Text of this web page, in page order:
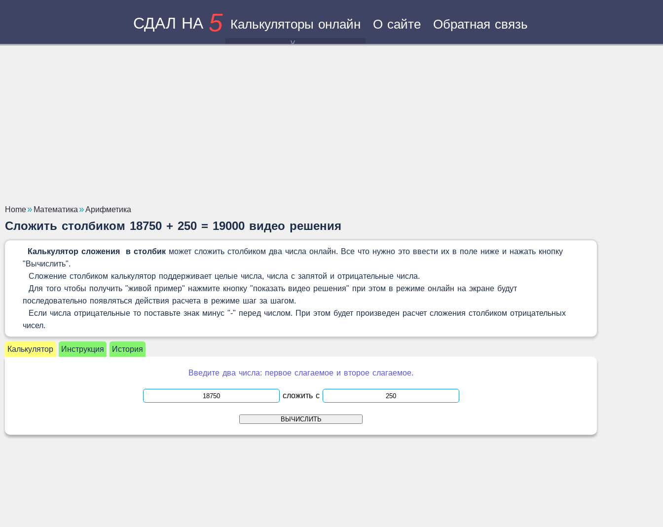
СДАЛ НА 5 Калькуляторы онлайн О сайте Обратная связь
Home Математика Арифметика
Сложить столбиком 18750 + 250 = 19000 видео решения
Калькулятор сложения в столбик может сложить столбиком два числа онлайн. Все что нужно это ввести их в поле ниже и нажать кнопку
"Вычислить".
Сложение столбиком калькулятор поддерживает целые числа, числа с запятой и отрицательные числа.
Для того чтобы получить "живой пример" нажмите кнопку "показать видео решения" при этом в режиме онлайн на экране будут
последовательно появляться действия расчета в режиме шаг за шагом.
Если числа отрицательные то поставьте знак минус "-" перед числом. При этом будет произведен расчет сложения столбиком отрицательных
чисел.
Калькулятор Инструкция История
Введите два числа: первое слагаемое и второе слагаемое.
сложить с